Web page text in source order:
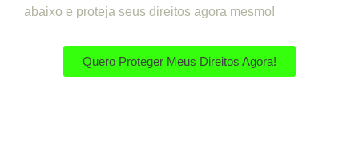
abaixo e proteja seus direitos agora mesmo!
Quero Proteger Meus Direitos Agora!